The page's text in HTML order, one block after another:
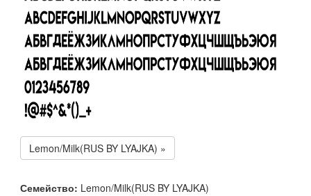
Lemon/Milk(RUS BY LYAJKA) »
Семейство: Lemon/Milk(RUS BY LYAJKA)